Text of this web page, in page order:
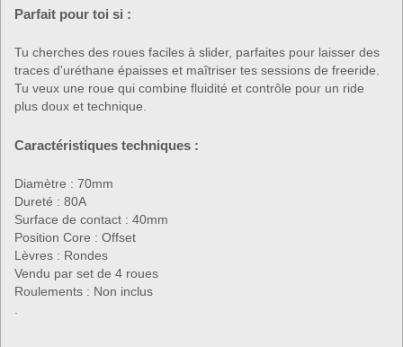
Parfait pour toi si :
Tu cherches des roues faciles à slider, parfaites pour laisser des
traces d'uréthane épaisses et maîtriser tes sessions de freeride.
Tu veux une roue qui combine fluidité et contrôle pour un ride
plus doux et technique.
Caractéristiques techniques :
Diamètre : 70mm
Dureté : 80A
Surface de contact : 40mm
Position Core : Offset
Lèvres : Rondes
Vendu par set de 4 roues
Roulements : Non inclus
.